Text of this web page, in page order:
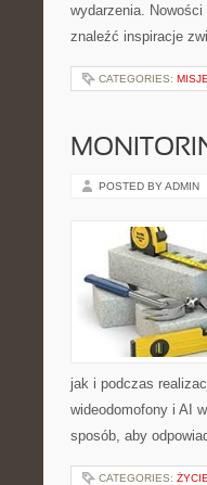
wydarzenia.
znaleźć inspiracje
CATEGORIES:
POSTED BY ADMIN
jak i podczas
wideodomofony i AI
sposób, aby
CATEGORIES: